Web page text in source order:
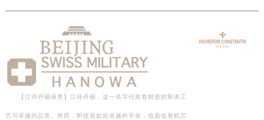
【江诗丹顿保养】江诗丹顿，这一名字代表着精密的制表工
艺与卓越的品质。然而，即使是如此卓越的手表，也面临着机芯